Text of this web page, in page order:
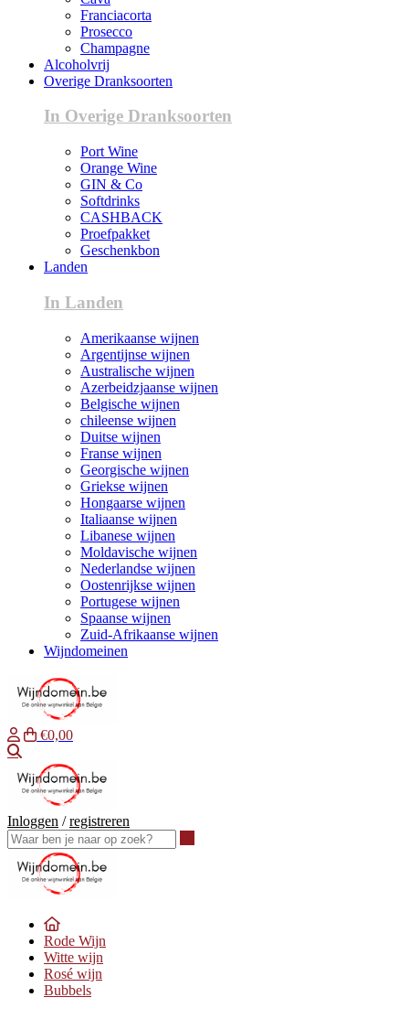
Franciacorta
Prosecco
Champagne
Alcoholvrij
Overige Dranksoorten
In Overige Dranksoorten
Port Wine
Orange Wine
GIN & Co
Softdrinks
CASHBACK
Proefpakket
Geschenkbon
Landen
In Landen
Amerikaanse wijnen
Argentijnse wijnen
Australische wijnen
Azerbeidzjaanse wijnen
Belgische wijnen
chileense wijnen
Duitse wijnen
Franse wijnen
Georgische wijnen
Griekse wijnen
Hongaarse wijnen
Italiaanse wijnen
Libanese wijnen
Moldavische wijnen
Nederlandse wijnen
Oostenrijkse wijnen
Portugese wijnen
Spaanse wijnen
Zuid-Afrikaanse wijnen
Wijndomeinen
€0,00
Inloggen /registreren
Rode Wijn
Witte wijn
Rosé wijn
Bubbels